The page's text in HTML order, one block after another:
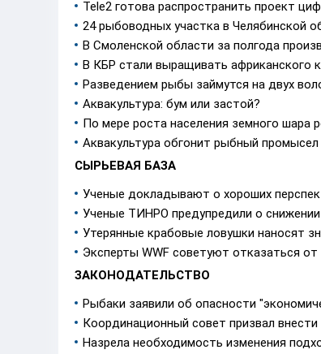
Tele2 готова распространить проект
24 рыбоводных участка в Челябинской
В Смоленской области за полгода
В КБР стали выращивать африканского
Разведением рыбы займутся на двух
Аквакультура: бум или заcтой?
По мере роста населения земного шара
Аквакультура обгонит рыбный промысел
СЫРЬЕВАЯ БАЗА
Ученые докладывают о хороших
Ученые ТИНРО предупредили о
Утерянные крабовые ловушки наносят
Эксперты WWF советуют отказаться
ЗАКОНОДАТЕЛЬСТВО
Рыбаки заявили об опасности
Координационный совет призвал
Назрела необходимость изменения